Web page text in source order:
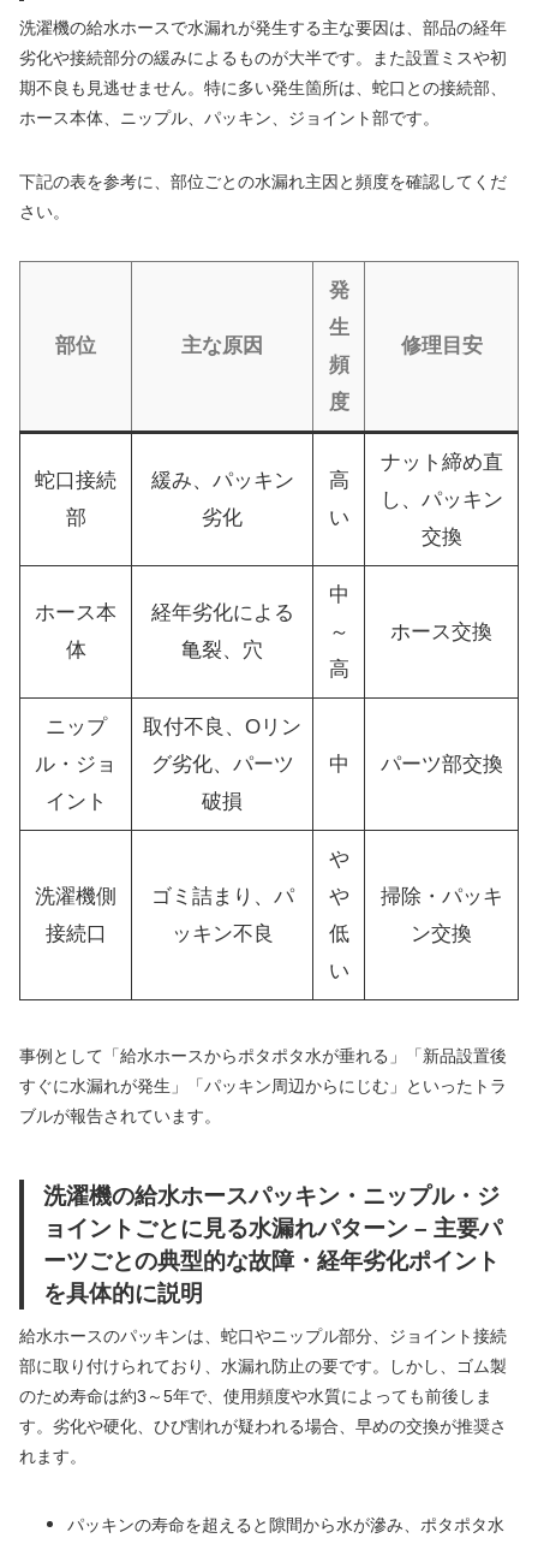
洗濯機の給水ホースで水漏れが発生する主な要因は、部品の経年
劣化や接続部分の緩みによるものが大半です。また設置ミスや初
期不良も見逃せません。特に多い発生箇所は、蛇口との接続部、
ホース本体、ニップル、パッキン、ジョイント部です。
下記の表を参考に、部位ごとの水漏れ主因と頻度を確認してくだ
さい。
部位 主な原因
発
生
頻
度
修理目安
蛇口接続
部
緩み、パッキン
劣化
高
い
ナット締め直
し、パッキン
交換
ホース本
体
経年劣化による
亀裂、穴
中
～
高
ホース交換
ニップ
ル・ジョ
イント
取付不良、Oリン
グ劣化、パーツ
破損
中 パーツ部交換
洗濯機側
接続口
ゴミ詰まり、パ
ッキン不良
や
や
低
い
掃除・パッキ
ン交換
事例として「給水ホースからポタポタ水が垂れる」「新品設置後
すぐに水漏れが発生」「パッキン周辺からにじむ」といったトラ
ブルが報告されています。
洗濯機の給水ホースパッキン・ニップル・ジ
ョイントごとに見る水漏れパターン – 主要パ
ーツごとの典型的な故障・経年劣化ポイント
を具体的に説明
給水ホースのパッキンは、蛇口やニップル部分、ジョイント接続
部に取り付けられており、水漏れ防止の要です。しかし、ゴム製
のため寿命は約3～5年で、使用頻度や水質によっても前後しま
す。劣化や硬化、ひび割れが疑われる場合、早めの交換が推奨さ
れます。
パッキンの寿命を超えると隙間から水が滲み、ポタポタ水